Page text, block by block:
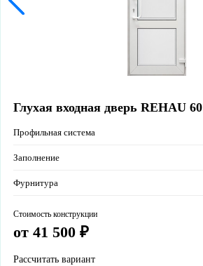
Глухая входная дверь REHAU 60
Профильная система
Заполнение
Фурнитура
Стоимость конструкции
от 41 500 ₽
Рассчитать вариант